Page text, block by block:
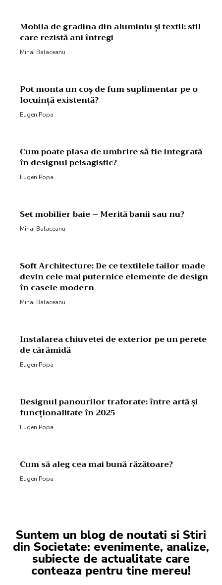
Mobila de gradina din aluminiu și textil: stil
care rezistă ani întregi
Mihai Balaceanu
Pot monta un coș de fum suplimentar pe o
locuință existentă?
Eugen Popa
Cum poate plasa de umbrire să fie integrată
în designul peisagistic?
Eugen Popa
Set mobilier baie – Merită banii sau nu?
Mihai Balaceanu
Soft Architecture: De ce textilele tailor made
devin cele mai puternice elemente de design
în casele modern
Mihai Balaceanu
Instalarea chiuvetei de exterior pe un perete
de cărămidă
Eugen Popa
Designul panourilor traforate: între artă și
funcționalitate în 2025
Eugen Popa
Cum să aleg cea mai bună răzătoare?
Eugen Popa
Suntem un blog de noutati si Stiri
din Societate: evenimente, analize,
subiecte de actualitate care
conteaza pentru tine mereu!